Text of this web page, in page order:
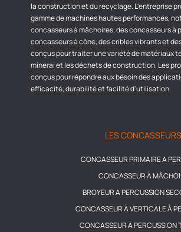
la construction et du recyclage. L'entreprise
gamme de machines hautes performances,
concasseurs à mâchoires, des concasseurs à
concasseurs à cône, des cribles vibrants et
conçus pour traiter une variété de matériaux
minerai et les déchets de construction. Les
conçus pour répondre aux bésoin des
efficacité, durabilité et facilité d'utilisation.
LES CONCASSEURS
CONCASSEUR PRIMAIRE A
CONCASSEUR À
BROYEUR A PERCUSSION
CONCASSEUR À VERTICALE À
CONCASSEUR À PERCUSSION